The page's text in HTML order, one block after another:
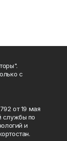
с
от 19 мая
службы по
и